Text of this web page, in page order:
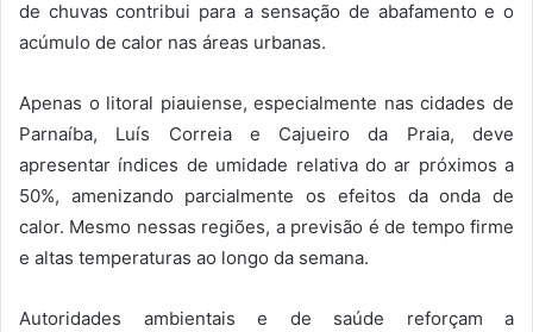
de chuvas contribui para a sensação de abafamento e o
acúmulo de calor nas áreas urbanas.
Apenas o litoral piauiense, especialmente nas cidades de
Parnaíba, Luís Correia e Cajueiro da Praia, deve
apresentar índices de umidade relativa do ar próximos a
50%, amenizando parcialmente os efeitos da onda de
calor. Mesmo nessas regiões, a previsão é de tempo firme
e altas temperaturas ao longo da semana.
Autoridades ambientais e de saúde reforçam a